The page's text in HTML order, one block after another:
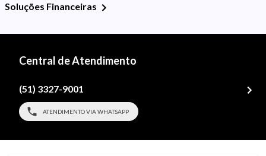
Soluções Financeiras
Central de Atendimento
(51) 3327-9001
ATENDIMENTO VIA WHATSAPP